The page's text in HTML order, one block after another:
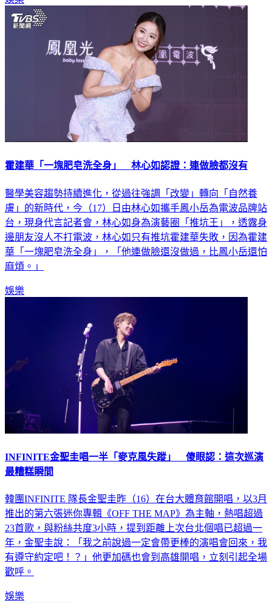
娛樂
醫學美容趨勢持續進化，從過往強調「改變」轉向「自然養
膚」的新時代，今（17）日由林心如攜手鳳小岳為電波品牌站
台，現身代言記者會，林心如身為演藝圈「推坑王」，透露身
邊朋友沒人不打電波，林心如只有推坑霍建華失敗，因為霍建
華「一塊肥皂洗全身」，「他連做臉還沒做過，比鳳小岳還怕
INFINITE金聖圭唱一半「麥克風失蹤」 傻眼認：這次巡演
韓團INFINITE 隊長金聖圭昨（16）在台大體育館開唱，以3月
推出的第六張迷你專輯《OFF THE MAP》為主軸，熱唱超過
23首歌，與粉絲共度3小時，提到距離上次台北個唱已超過一
年，金聖圭說：「我之前說過一定會帶更棒的演唱會回來，我
有遵守約定吧！？」他更加碼也會到高雄開唱，立刻引起全場